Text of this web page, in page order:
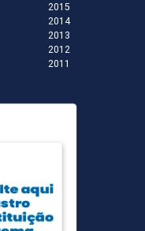
2015
2014
2013
2012
2011